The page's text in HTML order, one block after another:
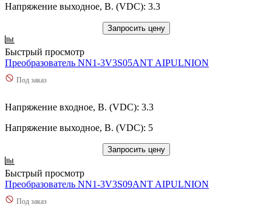
Напряжение выходное, В. (VDC): 3.3
Запросить цену
Быстрый просмотр
Преобразователь NN1-3V3S05ANT AIPULNION
Под заказ
Напряжение входное, В. (VDC): 3.3
Напряжение выходное, В. (VDC): 5
Запросить цену
Быстрый просмотр
Преобразователь NN1-3V3S09ANT AIPULNION
Под заказ